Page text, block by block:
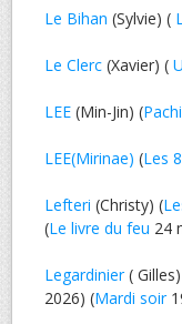
Le Bihan (Sylvie) (
Le Clerc (Xavier) (
LEE (Min-Jin) (
LEE(Mirinae) (Les
Lefteri (Christy) (
(Le livre du feu 24
Legardinier(
2026) (Mardi soir